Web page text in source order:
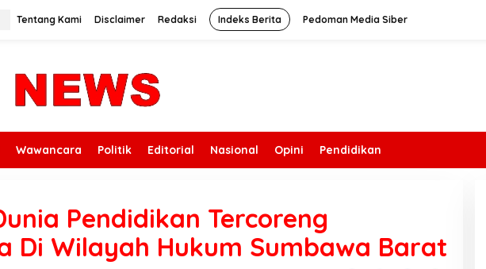
Tentang Kami Disclaimer Redaksi Indeks Berita Pedoman Media Siber
Wawancara Politik Editorial Nasional Opini Pendidikan
Pendidikan Tercoreng
Di Wilayah Hukum Sumbawa Barat